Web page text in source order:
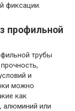
фиксации.
профильной
трубы
и
можно
как
алюминий или